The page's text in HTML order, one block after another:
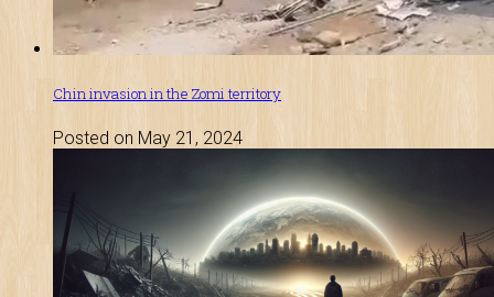
Chin invasion in the Zomi territory
Posted on May 21, 2024